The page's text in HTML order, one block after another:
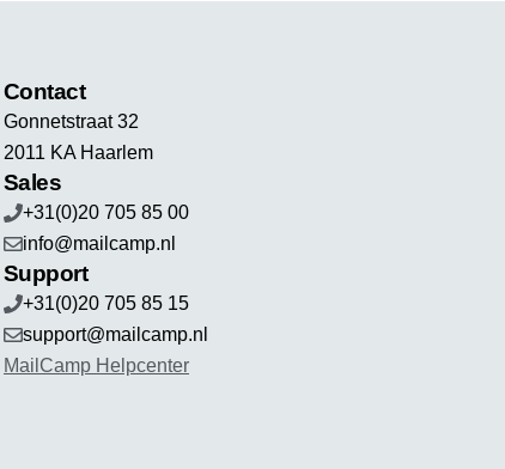
Contact
Gonnetstraat 32
2011 KA Haarlem
Sales
+31(0)20 705 85 00
info@mailcamp.nl
Support
+31(0)20 705 85 15
support@mailcamp.nl
MailCamp Helpcenter